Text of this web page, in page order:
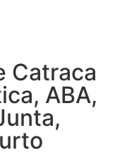
Catraca
ABA,